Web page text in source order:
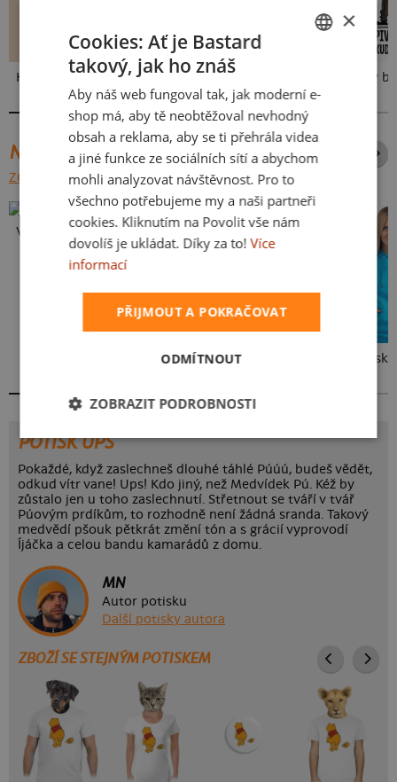
Kakat-du V pressu Neklidný
NEJPRODÁVANĚJŠÍ POTISKY
ZOBRAZIT VŠECHNY
Vlastní potisk
Kakat-du Bez potisku
POTISK UPS
Pokaždé, když zaslechneš dlouhé táhlé Púúú, budeš vědět,
odkud vítr vane! Ups! Kdo jiný, než Medvídek Pú. Kéž by
zůstalo jen u toho zaslechnutí. Střetnout se tváří v tvář
Púovým prdíkům, to rozhodně není žádná sranda. Takový
medvědí pšouk pětkrát změní tón a s grácií vyprovodí
Íjáčka a celou bandu kamarádů z domu.
MN
Autor potisku
Další potisky autora
ZBOŽÍ SE STEJNÝM POTISKEM
SLOVAK
×
Cookies: Ať je Bastard
takový, jak ho znáš
Aby náš web fungoval tak, jak moderní e-
shop má, aby tě neobtěžoval nevhodný
obsah a reklama, aby se ti přehrála videa
a jiné funkce ze sociálních sítí a abychom
mohli analyzovat návštěvnost. Pro to
všechno potřebujeme my a naši partneři
cookies. Kliknutím na Povolit vše nám
dovolíš je ukládat. Díky za to! Více
informací
PŘIJMOUT A POKRAČOVAT
ODMÍTNOUT
ZOBRAZIT PODROBNOSTI